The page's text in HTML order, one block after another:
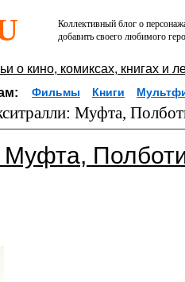
Коллективный блог о
добавить своего любимого
о кино, комиксах, книгах и
Фильмы Книги
Муфта,
Муфта,